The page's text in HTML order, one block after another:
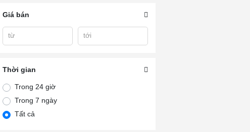
Vũng
Giá bán
từ tới
Thời gian
Trong 24 giờ
Trong 7 ngày
Tất cả